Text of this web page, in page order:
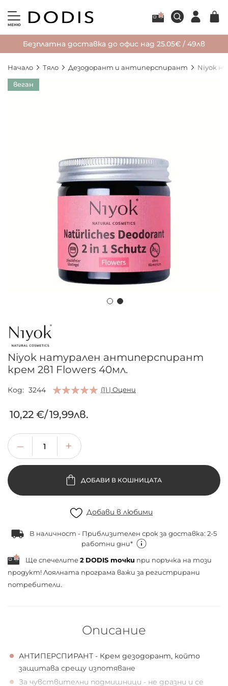
МЕНЮ
Безплатна доставка до офис над 25.05€ / 49лв
Начало Тяло Дезодорант и антиперспирант Niyok
веган
Преминете
изображенията
към
началото
на
галерия
със
снимки
Niyok натурален антиперспирант
крем 2в1 Flowers 40мл.
Код 3244 (1) | Оцени
10,22 €/19,99лв.
ДОБАВИ В КОШНИЦАТА
Добави в любими
В наличност - Приблизителен срок за доставка: 2-5
работни дни*
Ще спечелите2 DODIS точки при поръчка на този
продукт! Лоялната програма важи за регистрирани
потребители.
Описание
АНТИПЕРСПИРАНТ - Крем дезодорант, който
защитава срещу изпотяване
За чувствителни подмишници - не дразни и се